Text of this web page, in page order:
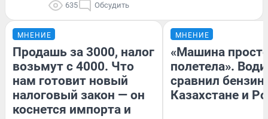
635 Обсудить
МНЕНИЕ
Продашь за 3000, налог
возьмут с 4000. Что
нам готовит новый
налоговый закон — он
коснется импорта и
МНЕНИЕ
«Машина
полетела».
сравнил бензин
Казахстане и